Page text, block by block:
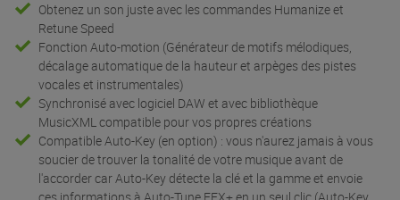
Obtenez un son juste avec les commandes Humanize et
Retune Speed
Fonction Auto-motion (Générateur de motifs mélodiques,
décalage automatique de la hauteur et arpèges des pistes
vocales et instrumentales)
Synchronisé avec logiciel DAW et avec bibliothèque
MusicXML compatible pour vos propres créations
Compatible Auto-Key (en option) : vous n'aurez jamais à vous
soucier de trouver la tonalité de votre musique avant de
l'accorder car Auto-Key détecte la clé et la gamme et envoie